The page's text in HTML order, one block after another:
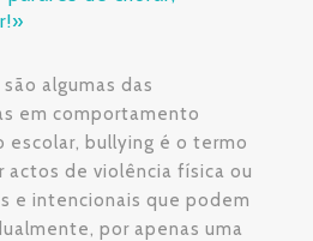
algumas das
em comportamento
escolar, bullying é o termo
actos de violência física ou
e intencionais que podem
por apenas uma